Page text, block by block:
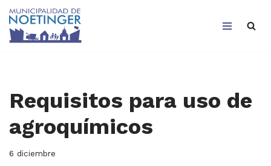
Saltar
Requisitos para uso de
agroquímicos
6 diciembre